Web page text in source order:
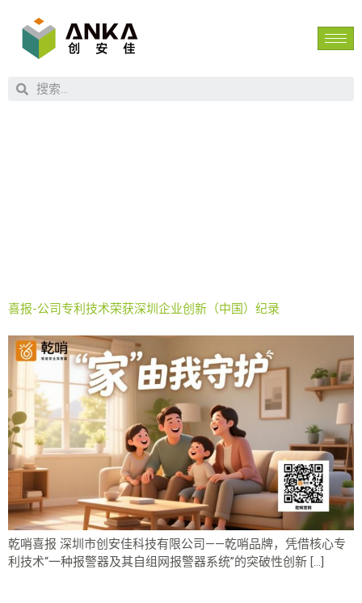
喜报-公司专利技术荣获深圳企业创新（中国）纪录
乾哨喜报 深圳市创安佳科技有限公司——乾哨品牌，凭借核心专
利技术“一种报警器及其自组网报警器系统”的突破性创新 […]